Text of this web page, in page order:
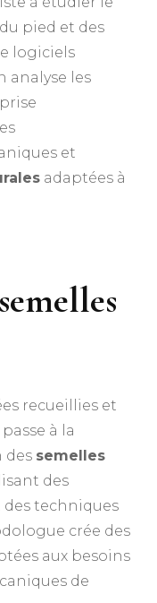
pied et des
logiciels
analyse les
et
adaptées à
recueillies et
à la
des semelles
des
techniques
crée des
aux besoins
de